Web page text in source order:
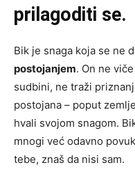
prilagoditi se.
Bik je snaga koja se ne
postojanjem. On ne
sudbini, ne traži
postojana – poput
hvali svojom snagom.
mnogi već odavno
tebe, znaš da nisi sam.